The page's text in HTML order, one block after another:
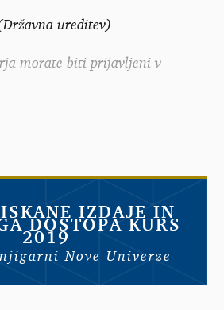
ureditev)
morate biti prijavljeni v
IZDAJE IN
DOSTOPA KURS
2019
Nove Univerze